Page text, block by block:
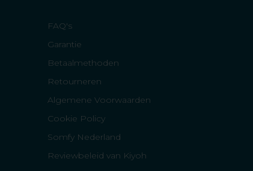
FAQ's
Garantie
Betaalmethoden
Retourneren
Algemene Voorwaarden
Cookie Policy
Somfy Nederland
Reviewbeleid van Kiyoh